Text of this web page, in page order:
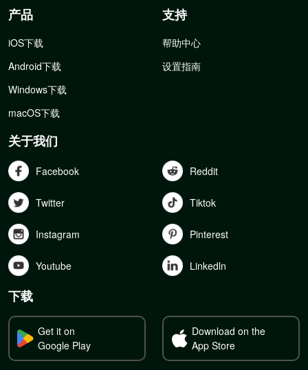
产品
iOS下载
Android下载
Windows下载
macOS下载
支持
帮助中心
设置指南
关于我们
Facebook Reddit
Twitter Tiktok
Instagram Pinterest
Youtube Linkedln
下载
Get it on
Google Play
Download on the
App Store